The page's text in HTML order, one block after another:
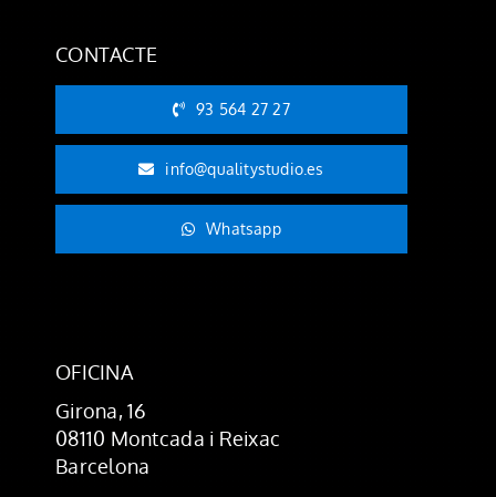
CONTACTE
93 564 27 27
info@qualitystudio.es
Whatsapp
OFICINA
Girona, 16
08110 Montcada i Reixac
Barcelona